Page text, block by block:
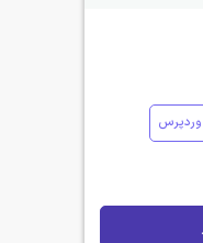
وردپرس